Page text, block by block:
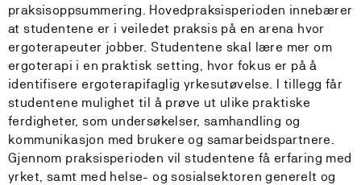
praksisoppsummering. Hovedpraksisperioden innebærer
at studentene er i veiledet praksis på en arena hvor
ergoterapeuter jobber. Studentene skal lære mer om
ergoterapi i en praktisk setting, hvor fokus er på å
identifisere ergoterapifaglig yrkesutøvelse. I tillegg får
studentene mulighet til å prøve ut ulike praktiske
ferdigheter, som undersøkelser, samhandling og
kommunikasjon med brukere og samarbeidspartnere.
Gjennom praksisperioden vil studentene få erfaring med
yrket, samt med helse- og sosialsektoren generelt og